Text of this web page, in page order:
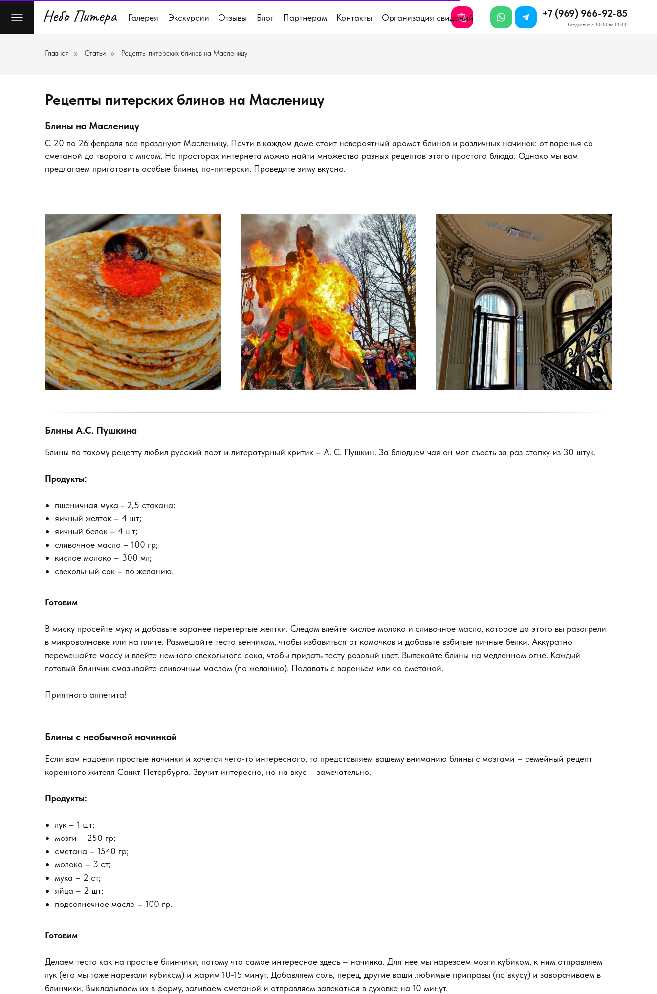
Галерея Экскурсии Отзывы Партнерам +7 (969) 966-92-85
Блог
Ежедневно с 10:00 до 00:00
Контакты Организация свиданий
Главная » Статьи » Рецепты питерских блинов на Масленицу
Рецепты питерских блинов на Масленицу
Блины на Масленицу
С 20 по 26 февраля все празднуют Масленицу. Почти в каждом доме стоит невероятный аромат блинов и различных начинок: от варенья со
сметаной до творога с мясом. На просторах интернета можно найти множество разных рецептов этого простого блюда. Однако мы вам
предлагаем приготовить особые блины, по-питерски. Проведите зиму вкусно.
Блины А.С. Пушкина
Блины по такому рецепту любил русский поэт и литературный критик – А. С. Пушкин. За блюдцем чая он мог съесть за раз стопку из 30 штук.
Продукты:
пшеничная мука - 2,5 стакана;
яичный желток – 4 шт;
яичный белок – 4 шт;
сливочное масло – 100 гр;
кислое молоко – 300 мл;
свекольный сок – по желанию.
Готовим
В миску просейте муку и добавьте заранее перетертые желтки. Следом влейте кислое молоко и сливочное масло, которое до этого вы разогрели
в микроволновке или на плите. Размешайте тесто венчиком, чтобы избавиться от комочков и добавьте взбитые яичные белки. Аккуратно
перемешайте массу и влейте немного свекольного сока, чтобы придать тесту розовый цвет. Выпекайте блины на медленном огне. Каждый
готовый блинчик смазывайте сливочным маслом (по желанию). Подавать с вареньем или со сметаной.
Приятного аппетита!
Блины с необычной начинкой
Если вам надоели простые начинки и хочется чего-то интересного, то представляем вашему вниманию блины с мозгами – семейный рецепт
коренного жителя Санкт-Петербурга. Звучит интересно, но на вкус – замечательно.
Продукты:
лук – 1 шт;
мозги – 250 гр;
сметана – 1540 гр;
молоко – 3 ст;
мука – 2 ст;
яйца – 2 шт;
подсолнечное масло – 100 гр.
Готовим
Делаем тесто как на простые блинчики, потому что самое интересное здесь – начинка. Для нее мы нарезаем мозги кубиком, к ним отправляем
лук (его мы тоже нарезали кубиком) и жарим 10-15 минут. Добавляем соль, перец, другие ваши любимые приправы (по вкусу) и заворачиваем в
блинчики. Выкладываем их в форму, заливаем сметаной и отправляем запекаться в духовке на 10 минут.